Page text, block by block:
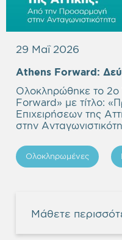
29 Μαΐ 2026
Athens Forward:
Ολοκληρώθηκε το 2ο
Forward» με τίτλο:
Επιχειρήσεων της
στην
Ολοκληρωμένες
Μάθετε